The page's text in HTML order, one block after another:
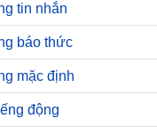
tin nhắn
báo thức
mặc định
động